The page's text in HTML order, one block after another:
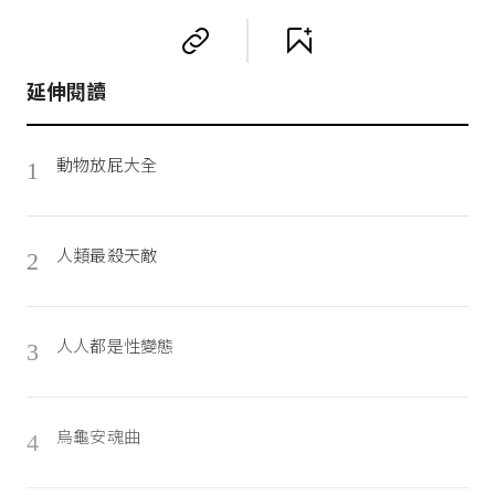
延伸閱讀
1 動物放屁大全
2 人類最殺天敵
3 人人都是性變態
4 烏龜安魂曲